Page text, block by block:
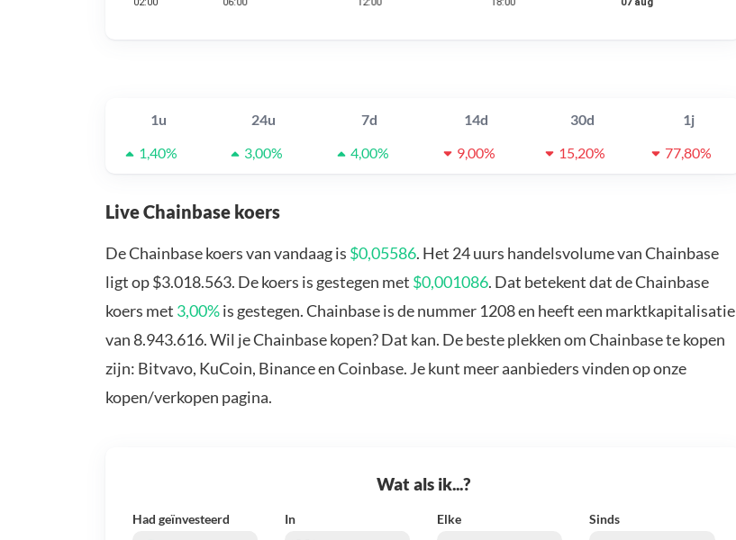
1u 24u 7d 14d 30d
1j
1,40%
3,00% 4,00% 9,00% 15,20% 77,80%
Live Chainbase koers
De Chainbase koers van vandaag is $0,05586. Het 24 uurs handelsvolume van Chainbase
ligt op $3.018.563. De koers is gestegen met $0,001086. Dat betekent dat de Chainbase
koers met 3,00%is gestegen. Chainbase is de nummer 1208 en heeft een marktkapitalisatie
van 8.943.616. Wil je Chainbase kopen? Dat kan. De beste plekken om Chainbase te kopen
zijn: Bitvavo, KuCoin, Binance en Coinbase. Je kunt meer aanbieders vinden op onze
kopen/verkopen pagina.
Wat als ik...?
Had geïnvesteerd In Elke Sinds